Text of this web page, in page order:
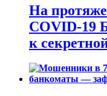
На
COVID-19
к